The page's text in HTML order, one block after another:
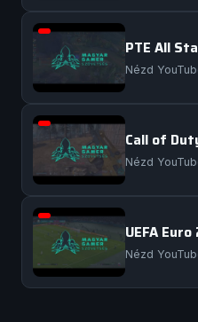
PTE All
Nézd
Call of
Nézd
UEFA
Nézd